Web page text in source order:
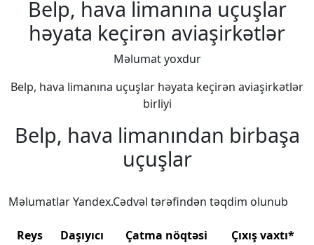
Belp, hava limanına uçuşlar
həyata keçirən aviaşirkətlər
Məlumat yoxdur
Belp, hava limanına uçuşlar həyata keçirən aviaşirkətlər
birliyi
Belp, hava limanından birbaşa
uçuşlar
Məlumatlar Yandex.Cədvəl tərəfindən təqdim olunub
Reys Daşıyıcı Çatma nöqtəsi Çıxış vaxtı*